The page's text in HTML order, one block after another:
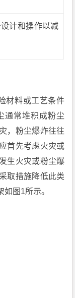
计和操作以减
材料或工艺条件
通常堆积成粉尘
，粉尘爆炸往往
首先考虑火灾或
生火灾或粉尘爆
取措施降低此类
图1所示。